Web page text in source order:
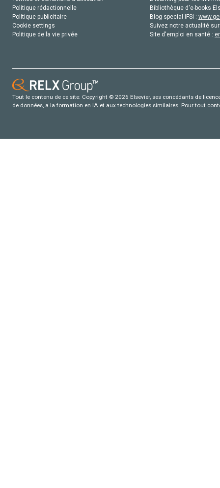
Politique rédactionnelle
Politique publicitaire
Cookie settings
Politique de la vie privée
Bibliothèque d'e-books
Blog special IFSI :
Suivez notre actualité
Site d'emploi en santé :
Tout le contenu de ce site: Copyright © 2026 Elsevier, ses concédants de
de données, a la formation en IA et aux technologies similaires. Pour tout